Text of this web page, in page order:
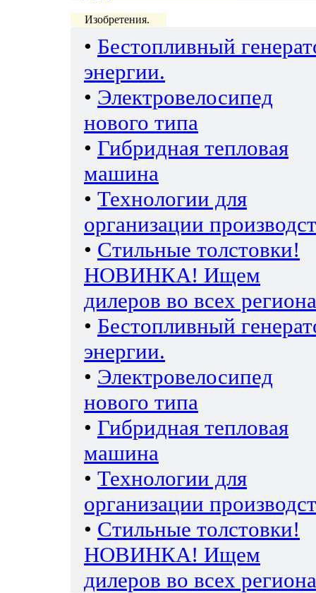
Изобретения.
• Бестопливный
энергии.
• Электровелосипед
нового типа
• Гибридная тепловая
машина
• Технологии для
организации
• Стильные толстовки!
НОВИНКА! Ищем
дилеров во всех
• Бестопливный
энергии.
• Электровелосипед
нового типа
• Гибридная тепловая
машина
• Технологии для
организации
• Стильные толстовки!
НОВИНКА! Ищем
дилеров во всех